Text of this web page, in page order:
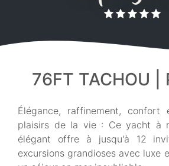
76FT TACHOU |
Élégance, raffinement,
plaisirs de la vie : Ce yacht à
élégant offre à jusqu'à 12
excursions grandioses avec luxe